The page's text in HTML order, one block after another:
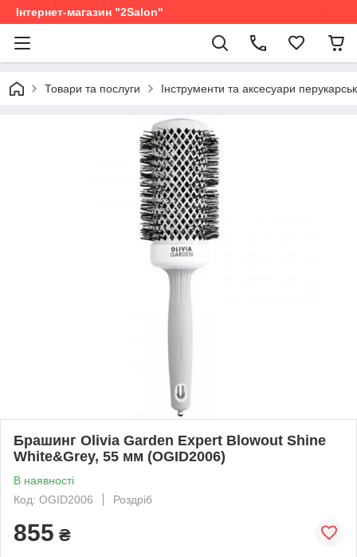
Інтернет-магазин "2Salon"
Товари та послуги Інструменти та аксесуари
Брашинг Оlivia Garden Expert Blowout Shine
White&Grey, 55 мм (OGID2006)
В наявності
Код: OGID2006
Роздріб
855 ₴